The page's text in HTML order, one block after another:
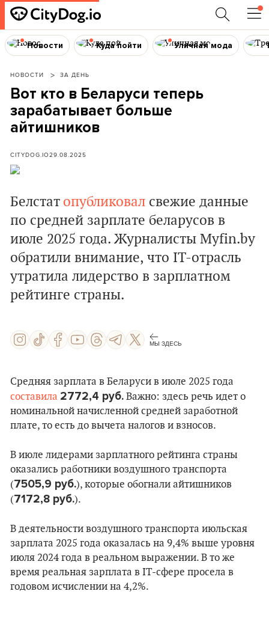
Новости Куда пойти Уличная мода
НОВОСТИ ЗА ДЕНЬ
Вот кто в Беларуси теперь
зарабатывает больше
айтишников
CITYDOG.IO29.08.2025
Белстат опубликовал свежие данные
по средней зарплате беларусов в
июле 2025 года. Журналисты Myfin.by
обратили внимание, что IT-отрасль
утратила лидерство в зарплатном
рейтинге страны.
МЫ ЗДЕСЬ
Средняя зарплата в Беларуси в июле 2025 года
составила 2772,4 руб. Важно: здесь речь идет о
номинальной начисленной средней заработной
плате, то есть до вычета налогов и взносов.
В июле лидерами зарплатного рейтинга страны
оказались работники воздушного транспорта
(7505,9 руб.), которые обогнали айтишников
(7172,8 руб.).
В деятельности воздушного транспорта июльская
зарплата 2025 года оказалась на 9,4% выше уровня
июля 2024 года в реальном выражении. В то же
время реальная зарплата в IT-сфере просела в
годовом исчислении на 4,2%.